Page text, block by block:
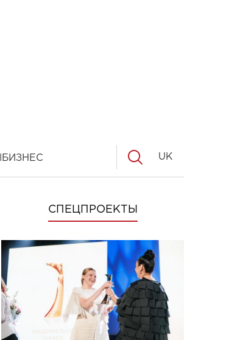
БИЗНЕС UK
СПЕЦПРОЕКТЫ